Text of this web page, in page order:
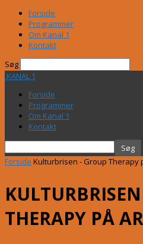
Forside
Programmer
Om Kanal 1
Kontakt
Søg
KANAL 1
Forside
Programmer
Om Kanal 1
Kontakt
Forside Kulturbrisen - Group Therapy
THERAPY PÅ